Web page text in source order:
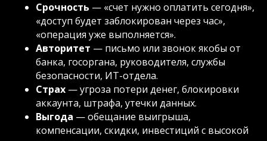
Срочность — «счет нужно оплатить сегодня»,
«доступ будет заблокирован через час»,
«операция уже выполняется».
Авторитет — письмо или звонок якобы от
банка, госоргана, руководителя, службы
безопасности, ИТ-отдела.
Страх — угроза потери денег, блокировки
аккаунта, штрафа, утечки данных.
Выгода — обещание выигрыша,
компенсации, скидки, инвестиций с высокой